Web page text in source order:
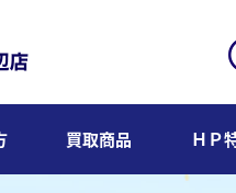
買取商品 ＨＰ